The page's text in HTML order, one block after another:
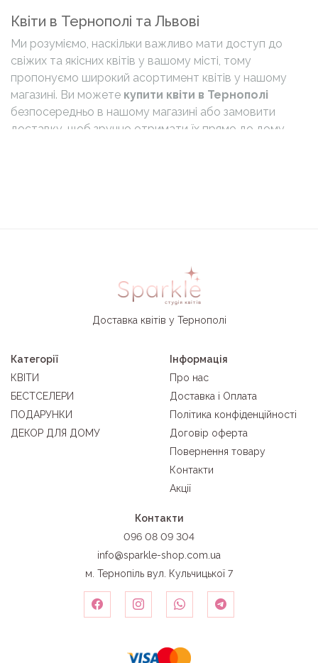
Квіти в Тернополі та Львові
Ми розуміємо, наскільки важливо мати доступ до
свіжих та якісних квітів у вашому місті, тому
пропонуємо широкий асортимент квітів у нашому
магазині. Ви можете купити квіти в Тернополі
безпосередньо в нашому магазині або замовити
доставку, щоб зручно отримати їх прямо до дому.
насолоджуватися їх красою.
послуги весільної флористики
допоможе створити незабутню атмосферу
на вашому весіллі.
букети здивують ваших близьких. З радістю
виконаємо індивідуальне замовлення, щоб
втілити ваші унікальні ідеї та бажання.
Студія Sparkle
Замовити квіти в Тернополі від Sparkle - це швидко,
зручно та надійно. Гарантуємо свіжість квітів та
оперативну доставку. Не зволікайте, замовте
готові букети або зробіть замовлення на будь-яке
Купуйте квіти від Sparkle і насолоджуйтесь
неперевершеною красою та свіжістю натуральних
Доставка квітів у Тернополі
Категорії
КВІТИ
БЕСТСЕЛЕРИ
ПОДАРУНКИ
ДЕКОР ДЛЯ ДОМУ
Інформація
Про нас
Доставка і Оплата
Політика конфіденційності
Договір оферта
Повернення товару
Контакти
Акції
Контакти
096 08 09 304
info@sparkle-shop.com.ua
м. Тернопіль вул. Кульчицької 7